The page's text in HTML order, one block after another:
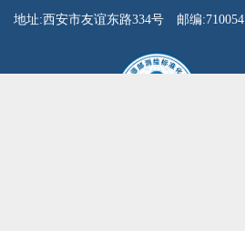
地址:西安市友谊东路334号 邮编:710054